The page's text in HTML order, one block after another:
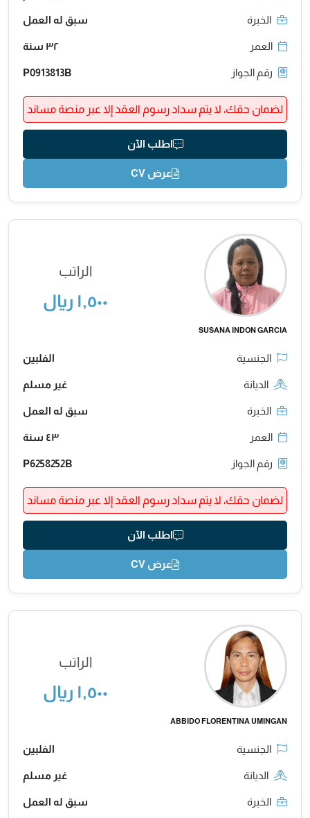
الخبرة سبق له العمل
العمر ٣٢ سنة
رقم الجواز P0913813B
لضمان حقك، لا يتم سداد رسوم العقد إلا عبر منصة مساند
اطلب الآن
عرض CV
SUSANA INDON GARCIA
الراتب
١,٥٠٠ ريال
الجنسية الفلبين
الديانة غير مسلم
الخبرة سبق له العمل
العمر ٤٣ سنة
رقم الجواز P6258252B
لضمان حقك، لا يتم سداد رسوم العقد إلا عبر منصة مساند
اطلب الآن
عرض CV
ABBIDO FLORENTINA UMINGAN
الراتب
١,٥٠٠ ريال
الجنسية الفلبين
الديانة غير مسلم
الخبرة سبق له العمل